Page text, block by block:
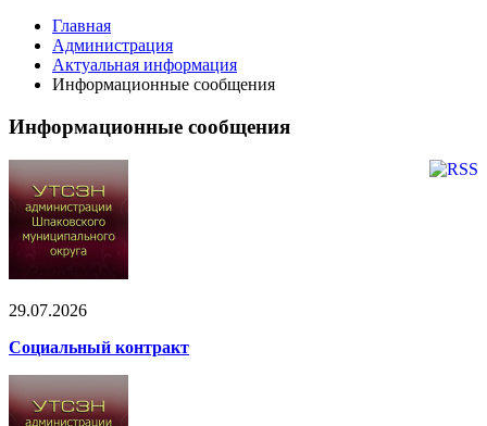
Главная
Администрация
Актуальная информация
Информационные сообщения
Информационные сообщения
29.07.2026
Социальный контракт